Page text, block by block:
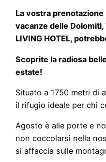
La vostra prenotazione
vacanze delle Dolomiti,
LIVING HOTEL,
Scoprite la radiosa
estate!
Situato a 1750 metri di
il rifugio ideale per chi
Agosto è alle porte e
non coccolarsi nella
si affaccia sulle